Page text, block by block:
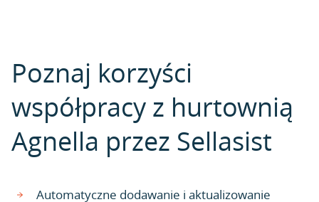
Poznaj korzyści
współpracy z hurtownią
Agnella przez Sellasist
Automatyczne dodawanie i aktualizowanie